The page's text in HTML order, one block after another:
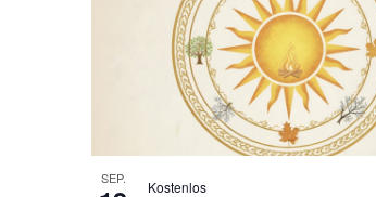
SEP. Kostenlos